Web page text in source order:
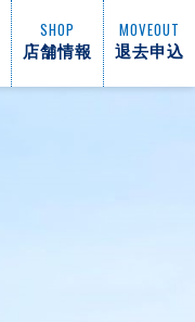
SHOP
店舗情報
MOVEOUT
退去申込